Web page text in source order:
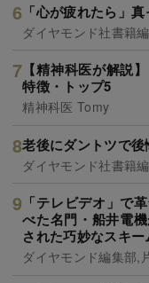
「心が疲れたら」
ダイヤモンド社書籍
【精神科医が解説
特徴・トップ5
精神科医 Tomy
老後にダントツで
ダイヤモンド社書籍
「テレビデオ」で
べた名門・船井電
された巧妙なスキー
ダイヤモンド編集部,